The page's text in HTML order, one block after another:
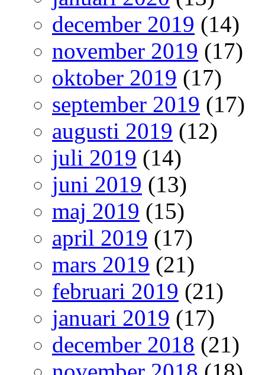
december 2019 (14)
november 2019 (17)
oktober 2019 (17)
september 2019 (17)
augusti 2019 (12)
juli 2019 (14)
juni 2019 (13)
maj 2019 (15)
april 2019 (17)
mars 2019 (21)
februari 2019 (21)
januari 2019 (17)
december 2018 (21)